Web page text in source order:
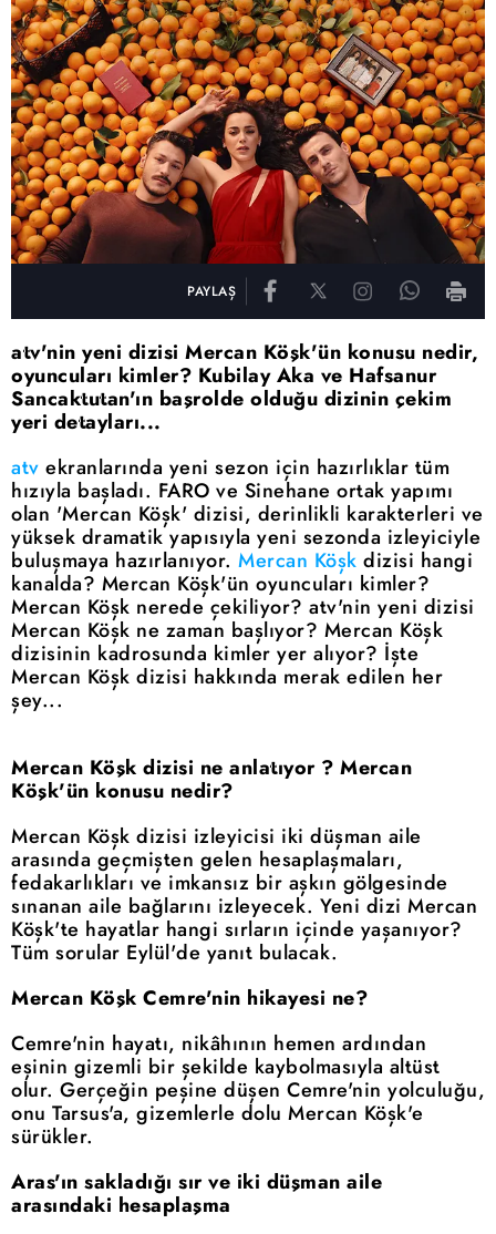
PAYLAŞ
atv'nin yeni dizisi Mercan Köşk'ün konusu nedir,
oyuncuları kimler? Kubilay Aka ve Hafsanur
Sancaktutan'ın başrolde olduğu dizinin çekim
yeri detayları...
atv ekranlarında yeni sezon için hazırlıklar tüm
hızıyla başladı. FARO ve Sinehane ortak yapımı
olan 'Mercan Köşk' dizisi, derinlikli karakterleri ve
yüksek dramatik yapısıyla yeni sezonda izleyiciyle
buluşmaya hazırlanıyor. Mercan Köşk dizisi hangi
kanalda? Mercan Köşk'ün oyuncuları kimler?
Mercan Köşk nerede çekiliyor? atv'nin yeni dizisi
Mercan Köşk ne zaman başlıyor? Mercan Köşk
dizisinin kadrosunda kimler yer alıyor? İşte
Mercan Köşk dizisi hakkında merak edilen her
şey...
Mercan Köşk dizisi ne anlatıyor ? Mercan
Köşk'ün konusu nedir?
Mercan Köşk dizisi izleyicisi iki düşman aile
arasında geçmişten gelen hesaplaşmaları,
fedakarlıkları ve imkansız bir aşkın gölgesinde
sınanan aile bağlarını izleyecek. Yeni dizi Mercan
Köşk'te hayatlar hangi sırların içinde yaşanıyor?
Tüm sorular Eylül'de yanıt bulacak.
Mercan Köşk Cemre'nin hikayesi ne?
Cemre'nin hayatı, nikâhının hemen ardından
eşinin gizemli bir şekilde kaybolmasıyla altüst
olur. Gerçeğin peşine düşen Cemre'nin yolculuğu,
onu Tarsus'a, gizemlerle dolu Mercan Köşk'e
sürükler.
Aras'ın sakladığı sır ve iki düşman aile
arasındaki hesaplaşma